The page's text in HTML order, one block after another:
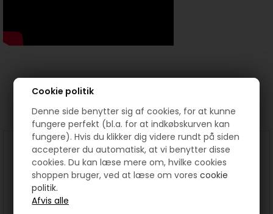
Cookie politik
Denne side benytter sig af cookies, for at kunne
fungere perfekt (bl.a. for at indkøbskurven kan
fungere). Hvis du klikker dig videre rundt på siden
accepterer du automatisk, at vi benytter disse
cookies. Du kan læse mere om, hvilke cookies
shoppen bruger, ved at læse om vorescookie
politik.